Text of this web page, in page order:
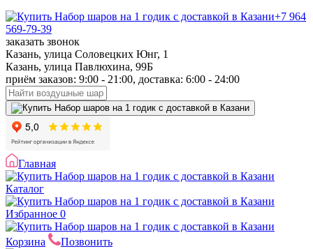
+7 964
569-79-39
заказать звонок
Казань, улица Соловецких Юнг, 1
Казань, улица Павлюхина, 99Б
приём заказов: 9:00 - 21:00, доставка: 6:00 - 24:00
Главная
Каталог
Избранное 0
Корзина Позвонить